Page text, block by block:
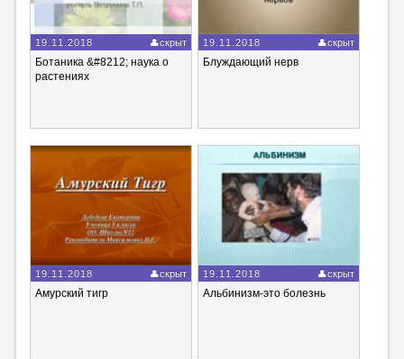
19.11.2018 скрыт
Ботаника &#8212; наука о
растениях
19.11.2018 скрыт
Блуждающий нерв
19.11.2018 скрыт
Амурский тигр
19.11.2018 скрыт
Альбинизм-это болезнь